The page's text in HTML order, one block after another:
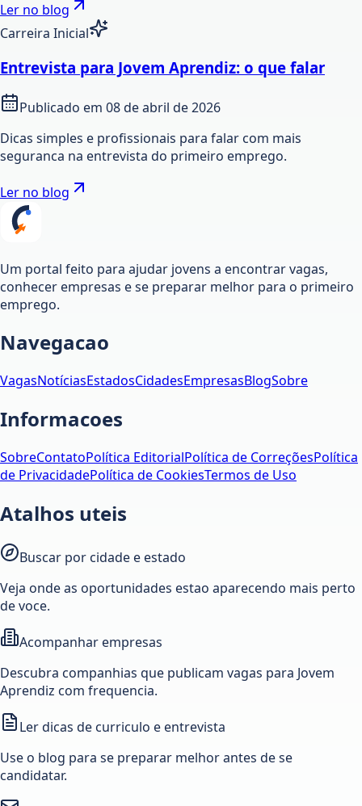
Ler no blog
Carreira Inicial
Entrevista para Jovem Aprendiz: o que falar
Publicado em 08 de abril de 2026
Dicas simples e profissionais para falar com mais
seguranca na entrevista do primeiro emprego.
Ler no blog
Um portal feito para ajudar jovens a encontrar vagas,
conhecer empresas e se preparar melhor para o primeiro
emprego.
Navegacao
VagasNotíciasEstadosCidadesEmpresasBlogSobre
Informacoes
SobreContatoPolítica EditorialPolítica de CorreçõesPolítica
de PrivacidadePolítica de CookiesTermos de Uso
Atalhos uteis
Buscar por cidade e estado
Veja onde as oportunidades estao aparecendo mais perto
de voce.
Acompanhar empresas
Descubra companhias que publicam vagas para Jovem
Aprendiz com frequencia.
Ler dicas de curriculo e entrevista
Use o blog para se preparar melhor antes de se
candidatar.